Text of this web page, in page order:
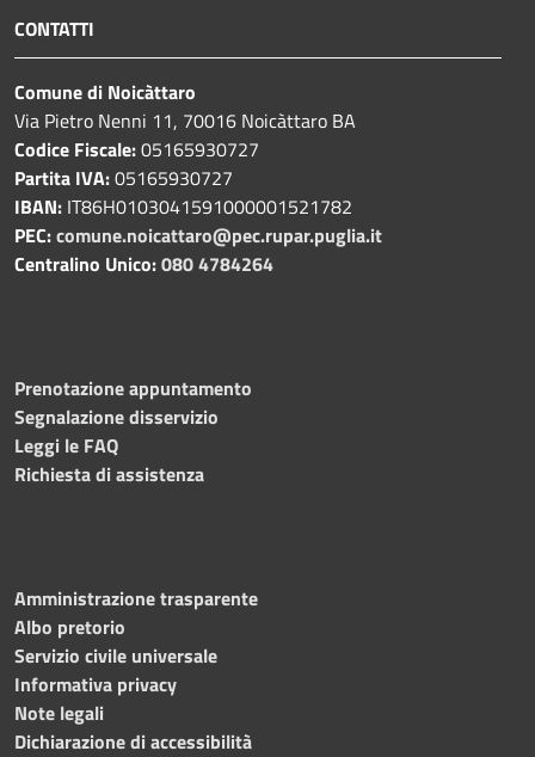
CONTATTI
Comune di Noicàttaro
Via Pietro Nenni 11, 70016 Noicàttaro BA
Codice Fiscale:05165930727
Partita IVA:05165930727
IBAN: IT86H0103041591000001521782
PEC:comune.noicattaro@pec.rupar.puglia.it
Centralino Unico:080 4784264
Prenotazione appuntamento
Segnalazione disservizio
Leggi le FAQ
Richiesta di assistenza
Amministrazione trasparente
Albo pretorio
Servizio civile universale
Informativa privacy
Note legali
Dichiarazione di accessibilità